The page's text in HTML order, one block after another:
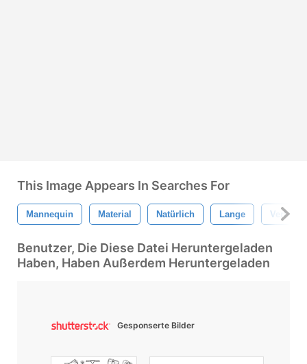
This Image Appears In Searches For
Mannequin Material Natürlich Lange
Benutzer, Die Diese Datei Heruntergeladen
Haben, Haben Außerdem Heruntergeladen
Gesponserte Bilder